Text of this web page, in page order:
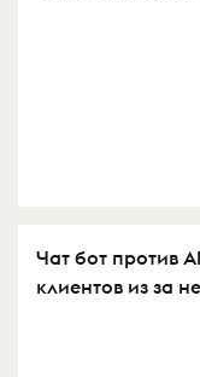
Чат бот против
клиентов из за